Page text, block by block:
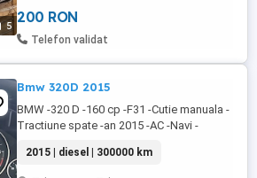
5
profesionale. Apă sigură, lucrări de
calitate și preț corect! Sună acum: ...
200 RON
Telefon validat
Bmw 320D 2015
BMW -320 D -160 cp -F31 -Cutie manuala -
Tractiune spate -an 2015 -AC -Navi -
automat -Computer bord -Jante aliaj -Km
300.000 -Masina ruleaza zilnic -Pret 7.000 -
2015 | diesel | 300000 km